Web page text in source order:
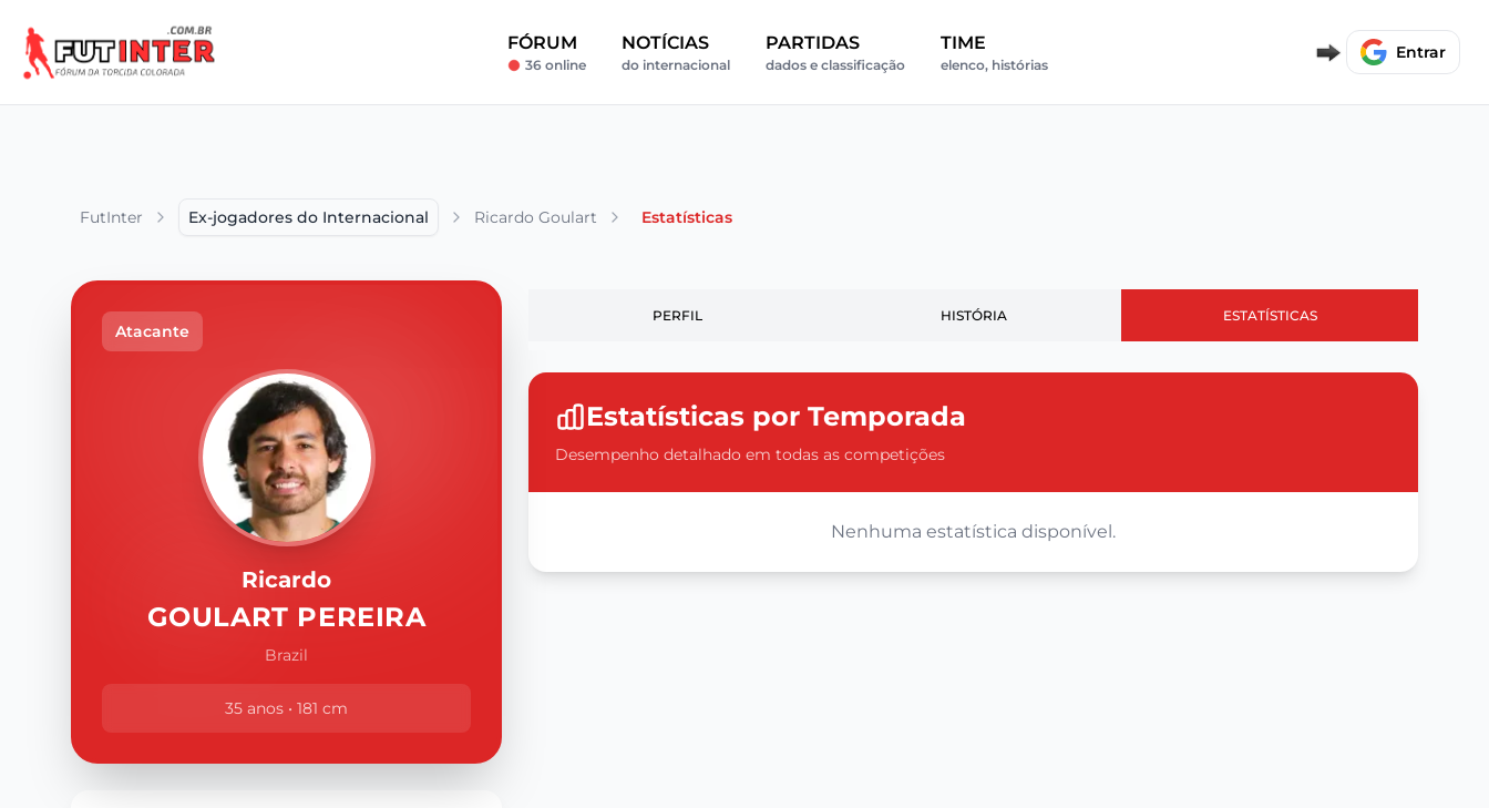
FÓRUM
36 online
NOTÍCIAS
do internacional
PARTIDAS
dados e classificação
TIME
elenco, histórias
Entrar
FutInter Ex-jogadores do Internacional Ricardo Goulart Estatísticas
Atacante
Ricardo
GOULART PEREIRA
Brazil
35 anos • 181 cm
PERFIL HISTÓRIA ESTATÍSTICAS
Estatísticas por Temporada
Desempenho detalhado em todas as competições
Nenhuma estatística disponível.